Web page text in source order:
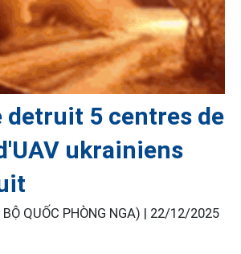
detruit 5 centres de
ukrainiens
QUỐC PHÒNG NGA) | 22/12/2025